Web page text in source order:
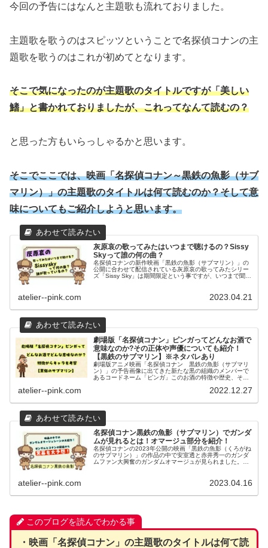
今回の予告にはなんと主題歌も流れておりました。
主題歌を歌うのはスピッツということで名探偵コナンの主
題歌を歌うのはこれが初めてとなります。
そこで気になったのが主題歌のタイトルですが「美しい
鰭」と書かれておりましたが、これってなんて読むの？
と思った方もいらっしゃるかと思います。
そこでここでは、映画「名探偵コナン～黒鉄の魚影（サブ
マリン）」の主題歌のタイトルは何て読むのか？そして意
味についてもご紹介しようと思います。
灰原哀の歌ってみたはいつまで聴けるの？Sissy
Skyって誰の何の曲？
名探偵コナンの新作映画「黒鉄の魚影（サブマリン）」の
公開に合わせて配信されている灰原哀の歌ってみたシリー
ズ「Sissy Sky」は期間限定という事ですが、いつまで聞け
atelier--pink.com 2023.04.21
劇場版「名探偵コナン」ピンガってどんなお酒で
意味なのか?その正体や声優についても紹介！
【黒鉄のサブマリン】※ネタバレあり
劇場版アニメ映画「名探偵コナン 黒鉄の魚影（サブマリ
ン）」の予告画像に出てきた新たな黒の組織のメンバーで
あるコードネーム「ピンガ」このお酒の特徴や歴史、そし
ターとは一体誰（どんな人物）なのかを考察してみまし
atelier--pink.com 2022.12.27
名探偵コナン黒鉄の魚影（サブマリン）でガンダ
ムが見れるとは！オマージュ部分を紹介！
名探偵コナンの2023年公開の映画「黒鉄の魚影（くろがね
のサブマリン）」の作品の中で安室透と赤井秀一のガンダ
ムファン大興奮のガンダムオマージュが見られました。こ
atelier--pink.com 2023.04.16
このブログを読んでわかる事
・映画「名探偵コナン」の主題歌のタイトルは何て読